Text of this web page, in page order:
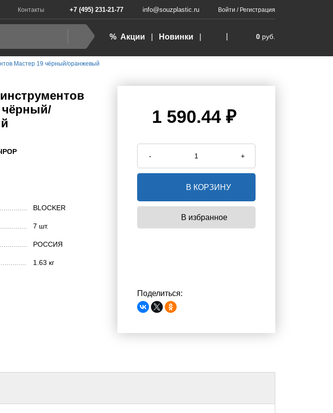
Контакты +7 (495) 231-21-77 info@souzplastic.ru Войти / Регистрация
% Акции Новинки 0 руб.
Мастер 19 чёрный/оранжевый
чёрный/
BLOCKER
7 шт.
РОССИЯ
1.63 кг
1 590.44 ₽
- +
В КОРЗИНУ
Поделиться: